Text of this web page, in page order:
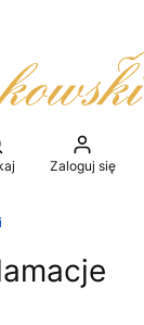
wyszukiwarkę
Zaloguj się